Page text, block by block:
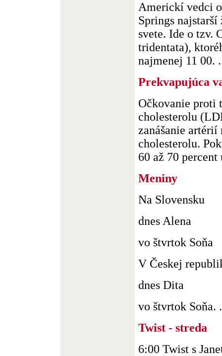
Americkí vedci
Springs
svete. Ide o tzv.
tridentata),
najmenej 11 00.
Prekvapujúca
Očkovanie proti
cholesterolu
zanášanie
cholesterolu.
60 až 70 percent
Meniny
Na Slovensku
dnes Alena
vo štvrtok Soňa
V Českej
dnes Dita
vo štvrtok Soňa.
Twist - streda
6:00 Twist s